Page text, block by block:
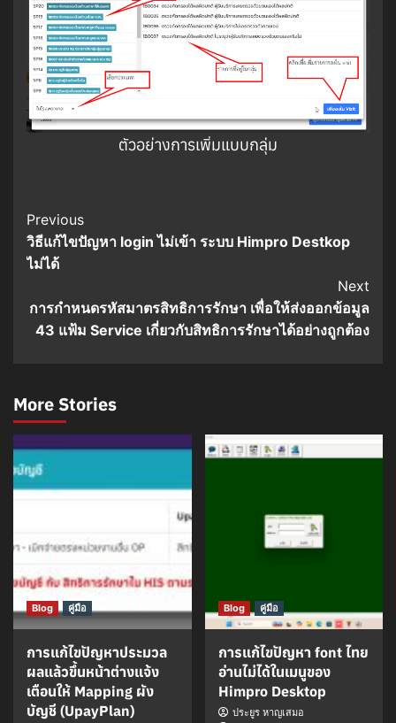
ตัวอย่างการเพิ่มแบบกลุ่ม
Post
Navigation
Previous
วิธีแก้ไขปัญหา login ไม่เข้า ระบบ Himpro Destkop
ไม่ได้
Next
การกำหนดรหัสมาตรสิทธิการรักษา เพื่อให้ส่งออกข้อมูล
43 แฟ้ม Service เกี่ยวกับสิทธิการรักษาได้อย่างถูกต้อง
More Stories
Blog คู่มือ
การแก้ไขปัญหาประมวล
ผลแล้วขึ้นหน้าต่างแจ้ง
เตือนให้ Mapping ผัง
บัญชี (UpayPlan)
Blog คู่มือ
การแก้ไขปัญหา font ไทย
อ่านไม่ได้ในเมนูของ
Himpro Desktop
ประยูร หาญเสมอ